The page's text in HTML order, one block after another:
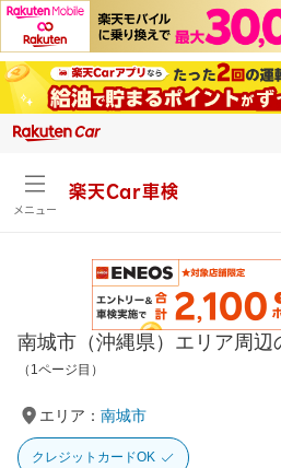
メニュー
楽天Car車検
南城市（沖縄県）エリア周辺
（1ページ目）
エリア： 南城市
クレジットカードOK